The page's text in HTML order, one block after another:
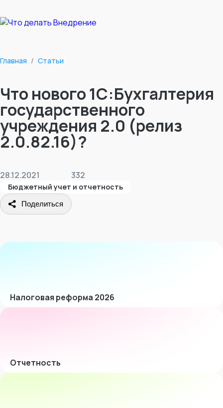
Главная / Статьи
Что нового 1С:Бухгалтерия
государственного
учреждения 2.0 (релиз
2.0.82.16)?
28.12.2021 332
Бюджетный учет и отчетность
Поделиться
Налоговая реформа 2026
Отчетность